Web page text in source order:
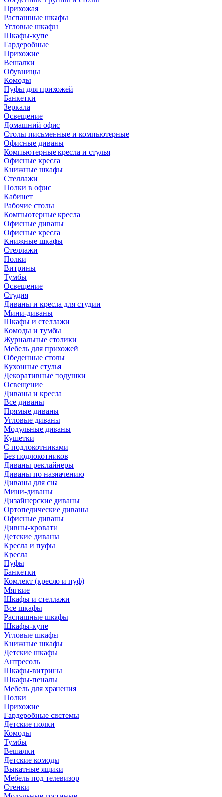
Прихожая
Распашные шкафы
Угловые шкафы
Шкафы-купе
Гардеробные
Прихожие
Вешалки
Обувницы
Комоды
Пуфы для прихожей
Банкетки
Зеркала
Освещение
Домашний офис
Столы письменные и компьютерные
Офисные диваны
Компьютерные кресла и стулья
Офисные кресла
Книжные шкафы
Стеллажи
Полки в офис
Кабинет
Рабочие столы
Компьютерные кресла
Офисные диваны
Офисные кресла
Книжные шкафы
Стеллажи
Полки
Витрины
Тумбы
Освещение
Студия
Диваны и кресла для студии
Мини-диваны
Шкафы и стеллажи
Комоды и тумбы
Журнальные столики
Мебель для прихожей
Обеденные столы
Кухонные стулья
Декоративные подушки
Освещение
Диваны и кресла
Все диваны
Прямые диваны
Угловые диваны
Модульные диваны
Кушетки
С подлокотниками
Без подлокотников
Диваны реклайнеры
Диваны по назначению
Диваны для сна
Мини-диваны
Дизайнерские диваны
Ортопедические диваны
Офисные диваны
Дивны-кровати
Детские диваны
Кресла и пуфы
Кресла
Пуфы
Банкетки
Комлект (кресло и пуф)
Мягкие
Шкафы и стеллажи
Все шкафы
Распашные шкафы
Шкафы-купе
Угловые шкафы
Книжные шкафы
Детские шкафы
Антресоль
Шкафы-витрины
Шкафы-пеналы
Мебель для хранения
Полки
Прихожие
Гардеробные системы
Детские полки
Комоды
Тумбы
Вешалки
Детские комоды
Выкатные ящики
Мебель под телевизор
Стенки